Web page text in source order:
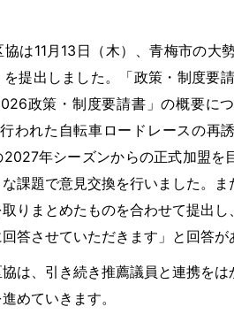
は11月13日（木）、青梅市の大
提出しました。「政策・制度要
政策・制度要請書」の概要に
われた自転車ロードレースの再
2027年シーズンからの正式加盟を
課題で意見交換を行いました。
りまとめたものを合わせて提出
答させていただきます」と回答が
は、引き続き推薦議員と連携をは
めていきます。